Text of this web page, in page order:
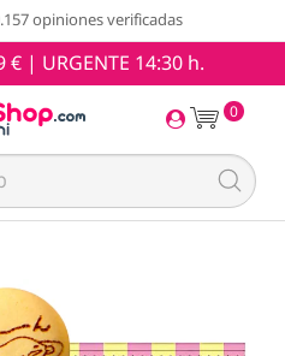
opiniones verificadas
€ | URGENTE 14:30 h.
0